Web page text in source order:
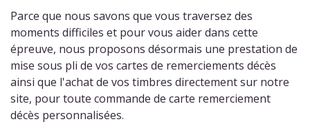
Parce que nous savons que vous traversez des
moments difficiles et pour vous aider dans cette
épreuve, nous proposons désormais une prestation de
mise sous pli de vos cartes de remerciements décès
ainsi que l'achat de vos timbres directement sur notre
site, pour toute commande de carte remerciement
décès personnalisées.